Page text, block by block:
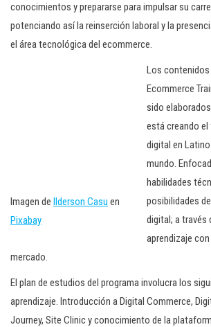
conocimientos y prepararse para impulsar su
potenciando así la reinserción laboral y la
el área tecnológica del ecommerce.
Imagen de Ilderson Casu en
Pixabay
Los contenidos
Ecommerce
sido
está creando
digital en
mundo.
habilidades
posibilidades
digital; a través
aprendizaje
mercado.
El plan de estudios del programa involucra los
aprendizaje. Introducción a Digital Commerce,
Journey, Site Clinic y conocimiento de la